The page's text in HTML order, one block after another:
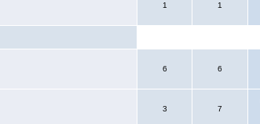
1 1
6 6
3 7